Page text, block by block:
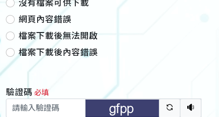
沒有檔案可供下載
網頁內容錯誤
檔案下載後無法開啟
檔案下載後內容錯誤
驗證碼 必填
驗證碼重新
聽語